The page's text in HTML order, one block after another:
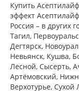
Купить
эффект
Россия – в других
Тагил,
Дегтярск,
Невьянск, Кушва,
Лесной, Сысерть,
Артёмовский,
Верхотурье, Сухой